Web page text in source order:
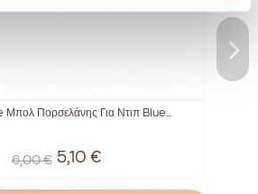
Μπολ Πορσελάνης Για Ντιπ Blue...
6,00 € 5,10 €